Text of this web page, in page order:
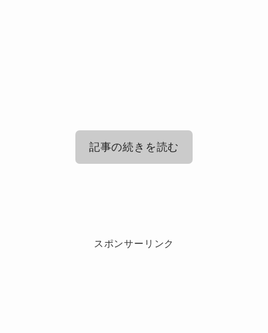
記事の続きを読む
スポンサーリンク